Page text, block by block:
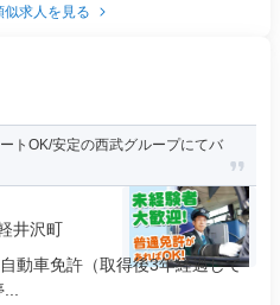
似求人を見る
トOK/安定の西武グループにてバ
井沢町
動車免許（取得後3年経過して